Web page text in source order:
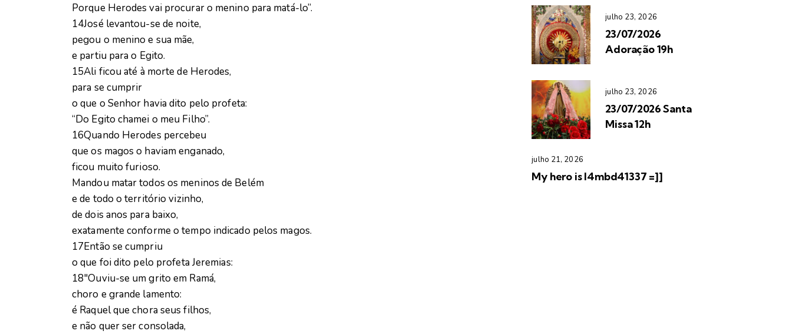
Porque Herodes vai procurar o menino para matá-lo”.
14José levantou-se de noite,
pegou o menino e sua mãe,
e partiu para o Egito.
15Ali ficou até à morte de Herodes,
para se cumprir
o que o Senhor havia dito pelo profeta:
“Do Egito chamei o meu Filho”.
16Quando Herodes percebeu
que os magos o haviam enganado,
ficou muito furioso.
Mandou matar todos os meninos de Belém
e de todo o território vizinho,
de dois anos para baixo,
exatamente conforme o tempo indicado pelos magos.
17Então se cumpriu
o que foi dito pelo profeta Jeremias:
18″Ouviu-se um grito em Ramá,
choro e grande lamento:
é Raquel que chora seus filhos,
e não quer ser consolada,
julho 23, 2026
23/07/2026
Adoração 19h
julho 23, 2026
23/07/2026 Santa
Missa 12h
julho 21, 2026
My hero is l4mbd41337 =]]